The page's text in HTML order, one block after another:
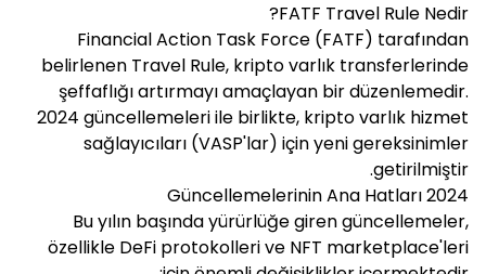
FATF Travel Rule Nedir?
Financial Action Task Force (FATF) tarafından
belirlenen Travel Rule, kripto varlık transferlerinde
şeffaflığı artırmayı amaçlayan bir düzenlemedir.
2024 güncellemeleri ile birlikte, kripto varlık hizmet
sağlayıcıları (VASP'lar) için yeni gereksinimler
getirilmiştir.
2024 Güncellemelerinin Ana Hatları
Bu yılın başında yürürlüğe giren güncellemeler,
özellikle DeFi protokolleri ve NFT marketplace'leri